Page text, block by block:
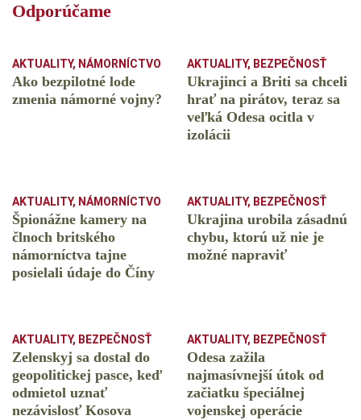
Odporúčame
AKTUALITY, NÁMORNÍCTVO
Ako bezpilotné lode
zmenia námorné vojny?
AKTUALITY, BEZPEČNOSŤ
Ukrajinci a Briti sa chceli
hrať na pirátov, teraz sa
veľká Odesa ocitla v
izolácii
AKTUALITY, NÁMORNÍCTVO
Špionážne kamery na
člnoch britského
námorníctva tajne
posielali údaje do Číny
AKTUALITY, BEZPEČNOSŤ
Ukrajina urobila zásadnú
chybu, ktorú už nie je
možné napraviť
AKTUALITY, BEZPEČNOSŤ
Zelenskyj sa dostal do
geopolitickej pasce, keď
odmietol uznať
nezávislosť Kosova
AKTUALITY, BEZPEČNOSŤ
Odesa zažila
najmasívnejší útok od
začiatku špeciálnej
vojenskej operácie